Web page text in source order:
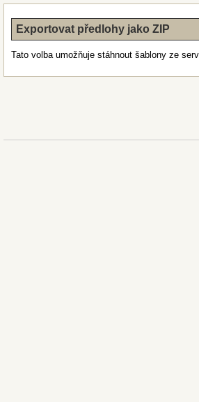
Exportovat předlohy jako ZIP
Tato volba umožňuje stáhnout šablony ze